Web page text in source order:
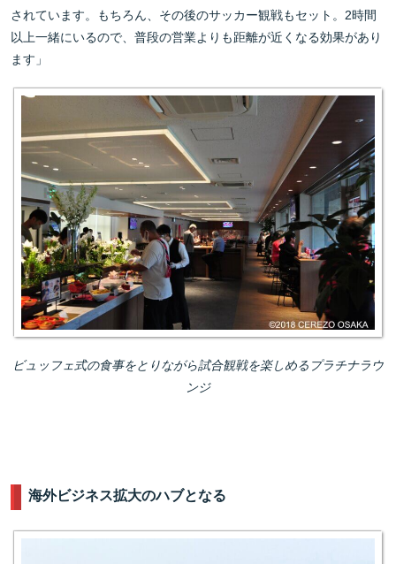
されています。もちろん、その後のサッカー観戦もセット。2時間
以上一緒にいるので、普段の営業よりも距離が近くなる効果があり
ます」
ビュッフェ式の食事をとりながら試合観戦を楽しめるプラチナラウ
ンジ
海外ビジネス拡大のハブとなる